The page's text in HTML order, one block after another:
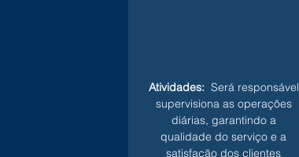
Atividades: Será responsável
supervisiona as operações
diárias, garantindo a
qualidade do serviço e a
satisfação dos clientes